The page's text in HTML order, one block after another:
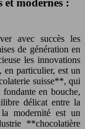
modernes :
avec succès les
de génération en
les innovations
en particulier, est un
suisse**, qui
en bouche,
délicat entre la
modernité est un
**chocolatière